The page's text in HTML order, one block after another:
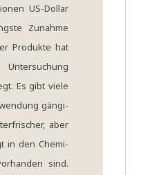
US-Dol­lar
Zunah­me
Pro­duk­te hat
Es gibt vie­le
gän­gi­
aber
in den Che­mi­
sind.